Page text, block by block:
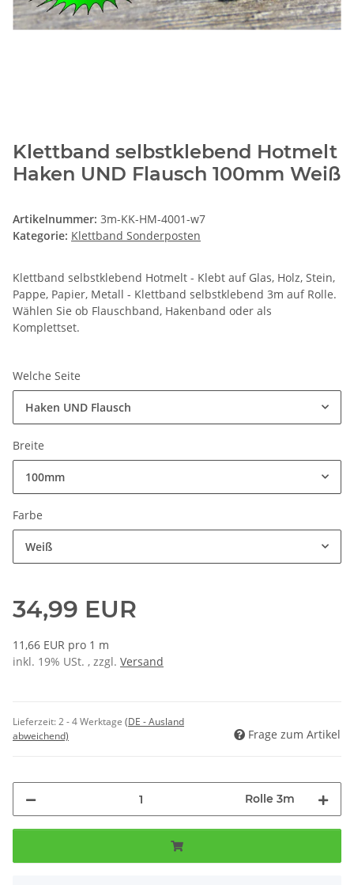
Klettband selbstklebend Hotmelt
Haken UND Flausch 100mm Weiß
Artikelnummer: 3m-KK-HM-4001-w7
Kategorie: Klettband Sonderposten
Klettband selbstklebend Hotmelt - Klebt auf Glas, Holz, Stein,
Pappe, Papier, Metall - Klettband selbstklebend 3m auf Rolle.
Wählen Sie ob Flauschband, Hakenband oder als
Komplettset.
Welche Seite
Haken UND Flausch
Breite
100mm
Farbe
Weiß
34,99 EUR
11,66 EUR pro 1 m
inkl. 19% USt. , zzgl. Versand
Lieferzeit:2 - 4 Werktage (DE - Ausland
abweichend)
Frage zum Artikel
Rolle 3m